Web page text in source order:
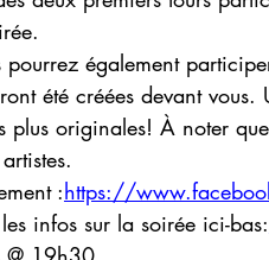
pourrez également
été créées devant
plus originales! À noter
:https://
infos sur la soirée ici-bas: